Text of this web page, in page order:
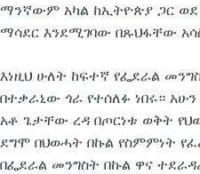
ማንኛውም አካል ከኢትዮጵያ ጋር
ማሳደር እንደሚገባው በጹህፋቸው
እነዚህ ሁለት ከፍተኛ የፌደራል
በተቃራኒው ጎራ የተሰለፉ ነበሩ።
አቶ ጌታቸው ረዳ በጦርነቱ ወቅት
ደግሞ በህወሓት በኩል የስምምነት
በፌደራል መንግስት በኩል ዋና